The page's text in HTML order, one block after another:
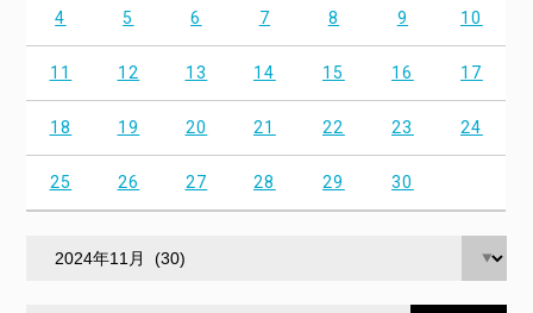
4 5 6 7 8 9 10
11 12 13 14 15 16 17
18 19 20 21 22 23 24
25 26 27 28 29 30